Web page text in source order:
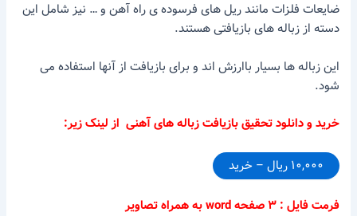
ضایعات فلزات مانند ریل های فرسوده ی راه آهن و … نیز شامل این
دسته از زباله های بازیافتی هستند.
این زباله ها بسیار باارزش اند و برای بازیافت از آنها استفاده می
شود.
خرید و دانلود تحقیق بازیافت زباله های آهنی از لینک زیر:
۱۰,۰۰۰ ریال – خرید
فرمت فایل : ۳ صفحه word به همراه تصاویر